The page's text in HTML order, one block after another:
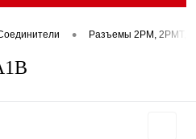
• Разъемы 2РМ, 2РМТ,